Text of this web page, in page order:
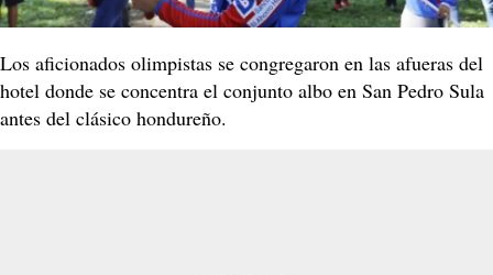
Los aficionados olimpistas se congregaron en las afueras del
hotel donde se concentra el conjunto albo en San Pedro Sula
antes del clásico hondureño.